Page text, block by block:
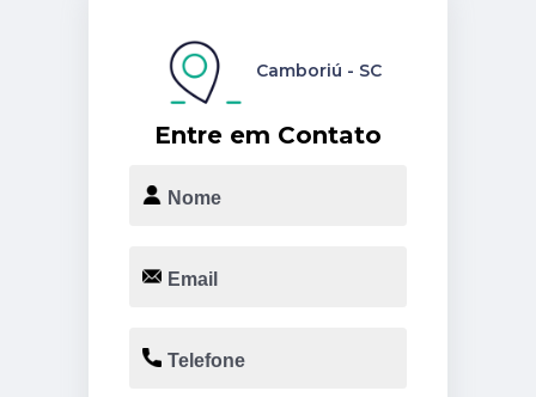
Entre em Contato
Camboriú - SC